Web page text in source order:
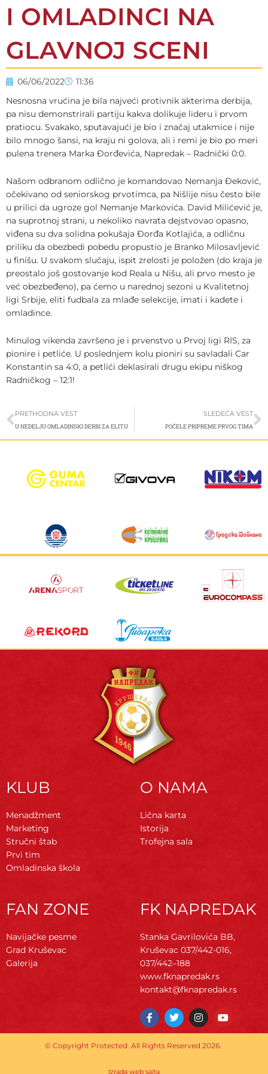
I OMLADINCI NA
GLAVNOJ SCENI
06/06/2022
11:36
Nesnosna vrućina je bila najveći protivnik akterima derbija,
pa nisu demonstrirali partiju kakva dolikuje lideru i prvom
pratiocu. Svakako, sputavajući je bio i značaj utakmice i nije
bilo mnogo šansi, na kraju ni golova, ali i remi je bio po meri
pulena trenera Marka Đorđevića, Napredak – Radnički 0:0.
Našom odbranom odlično je komandovao Nemanja Đeković,
očekivano od seniorskog prvotimca, pa Nišlije nisu često bile
u prilici da ugroze gol Nemanje Markovića. David Milićević je,
na suprotnoj strani, u nekoliko navrata dejstvovao opasno,
viđena su dva solidna pokušaja Đorđa Kotlajića, a odličnu
priliku da obezbedi pobedu propustio je Branko Milosavljević
u finišu. U svakom slučaju, ispit zrelosti je položen (do kraja je
preostalo još gostovanje kod Reala u Nišu, ali prvo mesto je
već obezbeđeno), pa ćemo u narednoj sezoni u Kvalitetnoj
ligi Srbije, eliti fudbala za mlađe selekcije, imati i kadete i
omladince.
Minulog vikenda završeno je i prvenstvo u Prvoj ligi RIS, za
pionire i petliće. U poslednjem kolu pioniri su savladali Car
Konstantin sa 4:0, a petlići deklasirali drugu ekipu niškog
Radničkog – 12:1!
Prev
PRETHODNA VEST
U NEDELJU OMLADINSKI DERBI ZA ELITU
SLEDEĆA VEST
POČELE PRIPREME PRVOG TIMA
KLUB
Menadžment
Marketing
Stručni štab
Prvi tim
Omladinska škola
O NAMA
Lična karta
Istorija
Trofejna sala
FAN ZONE
Navijačke pesme
Grad Kruševac
Galerija
FK NAPREDAK
Stanka Gavrilovića BB,
Kruševac 037/442-016,
037/442–188
www.fknapredak.rs
kontakt@fknapredak.rs
F
a
c
e
b
o
T
w
i
t
t
I
n
s
t
a
Y
o
u
© Copyright Protected. All Rights Reserved 2026.
Izrada web sajta